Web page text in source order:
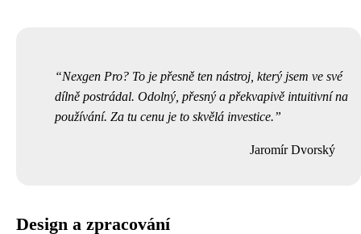
Nexgen Pro? To je přesně ten nástroj, který jsem ve své
dílně postrádal. Odolný, přesný a překvapivě intuitivní na
používání. Za tu cenu je to skvělá investice.
Jaromír Dvorský
Design a zpracování